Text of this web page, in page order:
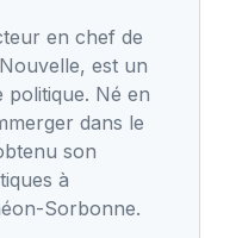
en chef de
est un
politique. Né en
dans le
son
à
Sorbonne.